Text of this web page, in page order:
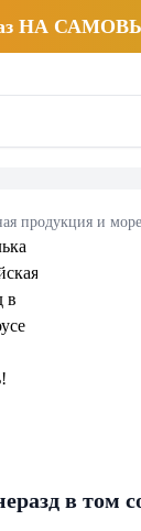
НА
продукция и
в том